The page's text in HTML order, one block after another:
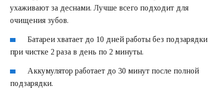
ухаживают за деснами. Лучше всего подходит для
очищения зубов.
Батареи хватает до 10 дней работы без подзарядки
при чистке 2 раза в день по 2 минуты.
Аккумулятор работает до 30 минут после полной
подзарядки.